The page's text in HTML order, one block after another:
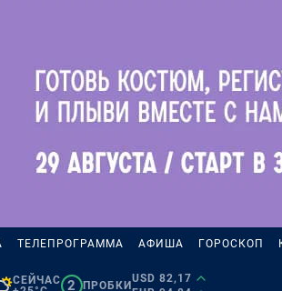
ТЕЛЕПРОГРАММА АФИША ГОРОСКОП
СЕЙЧАС 2 ПРОБКИ
USD 82,17